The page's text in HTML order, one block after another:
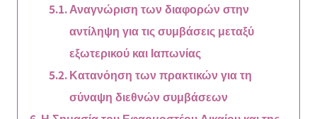
Αναγνώριση των διαφορών στην
αντίληψη για τις συμβάσεις μεταξύ
εξωτερικού και Ιαπωνίας
Κατανόηση των πρακτικών για τη
σύναψη διεθνών συμβάσεων